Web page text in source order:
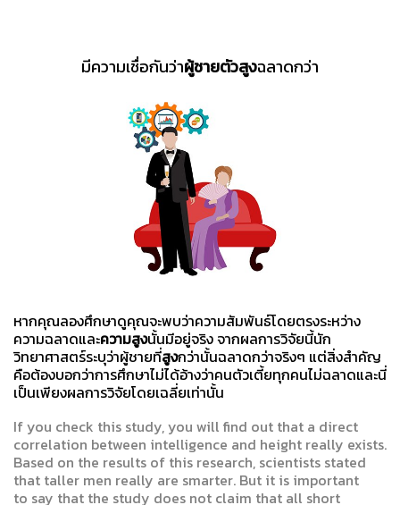
มีความเชื่อกันว่าผู้ชายตัวสูงฉลาดกว่า
หากคุณลองศึกษาดูคุณจะพบว่าความสัมพันธ์โดยตรงระหว่าง
ความฉลาดและความสูงนั้นมีอยู่จริง จากผลการวิจัยนี้นัก
วิทยาศาสตร์ระบุว่าผู้ชายที่สูงกว่านั้นฉลาดกว่าจริงๆ แต่สิ่งสำคัญ
คือต้องบอกว่าการศึกษาไม่ได้อ้างว่าคนตัวเตี้ยทุกคนไม่ฉลาดและนี่
เป็นเพียงผลการวิจัยโดยเฉลี่ยเท่านั้น
If you check this study, you will find out that a direct
correlation between intelligence and height really exists.
Based on the results of this research, scientists stated
that taller men really are smarter. But it is important
to say that the study does not claim that all short